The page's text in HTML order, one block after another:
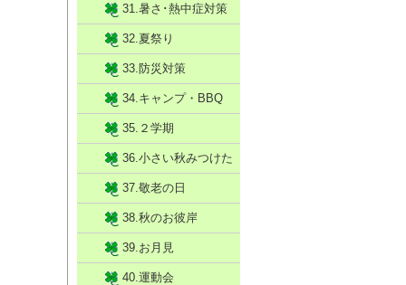
31.暑さ･熱中症対策
32.夏祭り
33.防災対策
34.キャンプ・BBQ
35.２学期
36.小さい秋みつけた
37.敬老の日
38.秋のお彼岸
39.お月見
40.運動会